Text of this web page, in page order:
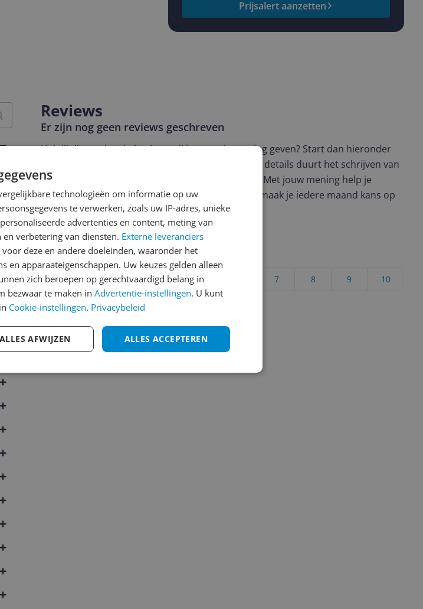
Prijsalert aanzetten
Reviews
Er zijn nog geen reviews geschreven
Heb jij dit product in bezit en wil je graag je mening geven? Start dan hieronder
met het schrijven van je review. Afhankelijk van de details duurt het schrijven van
een review gemiddeld tussen de 3 en 10 minuten. Met jouw mening help je
andere bezoekers een betere keuze te maken én maak je iedere maand kans op
€250,-! Klik hier voor de actievoorwaarden.
Cijfer
Welk cijfer geef jij dit product?
10
9
8
7
5
4
3
2
1
technologieën om informatie op uw
te verwerken, zoals uw IP-adres, unieke
advertenties en content, meting van
verbetering van diensten. Externe leveranciers
deze en andere doeleinden, waaronder het
en apparaateigenschappen. Uw keuzes gelden alleen
zich beroepen op gerechtvaardigd belang in
bezwaar te maken in Advertentie-instellingen. U kunt
Cookie-instellingen. Privacybeleid
ALLES ACCEPTEREN
ALLES AFWIJZEN